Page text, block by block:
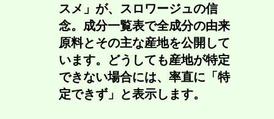
スメ」が、スロワージュの信
念。成分一覧表で全成分の由来
原料とその主な産地を公開して
います。どうしても産地が特定
できない場合には、率直に「特
定できず」と表示します。